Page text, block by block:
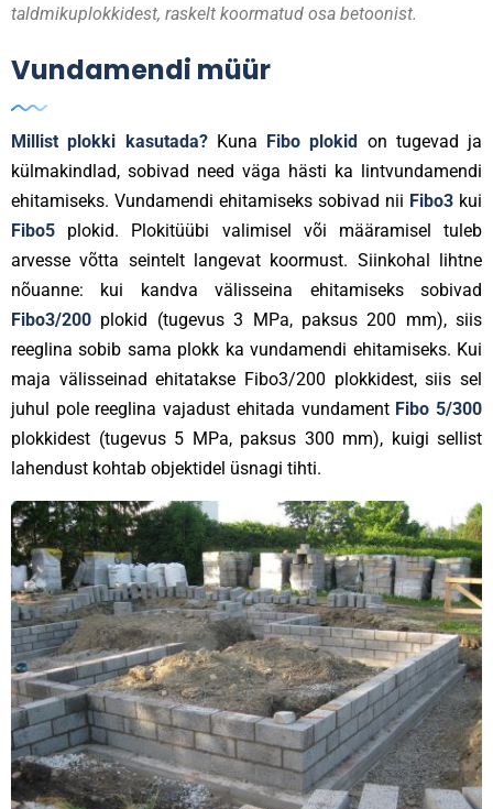
taldmikuplokkidest, raskelt koormatud osa betoonist.
Vundamendi müür
Millist plokki kasutada?Kuna Fibo plokid on tugevad ja
külmakindlad, sobivad need väga hästi ka lintvundamendi
ehitamiseks. Vundamendi ehitamiseks sobivad nii Fibo3 kui
Fibo5 plokid. Plokitüübi valimisel või määramisel tuleb
arvesse võtta seintelt langevat koormust. Siinkohal lihtne
nõuanne: kui kandva välisseina ehitamiseks sobivad
Fibo3/200 plokid (tugevus 3 MPa, paksus 200 mm), siis
reeglina sobib sama plokk ka vundamendi ehitamiseks. Kui
maja välisseinad ehitatakse Fibo3/200 plokkidest, siis sel
juhul pole reeglina vajadust ehitada vundament Fibo 5/300
plokkidest (tugevus 5 MPa, paksus 300 mm), kuigi sellist
lahendust kohtab objektidel üsnagi tihti.